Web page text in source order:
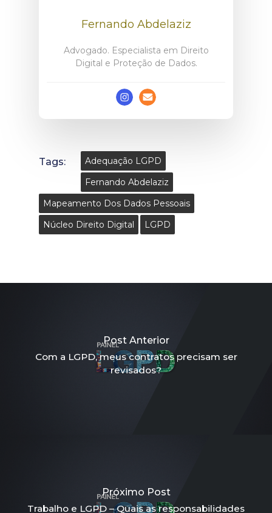
Fernando Abdelaziz
Advogado. Especialista em Direito
Digital e Proteção de Dados.
Tags:
Adequação LGPD
Fernando Abdelaziz
Mapeamento Dos Dados Pessoais
Núcleo Direito Digital
LGPD
Post Anterior
Com a LGPD, meus contratos precisam ser
revisados?
Próximo Post
Trabalho e LGPD – Quais as responsabilidades